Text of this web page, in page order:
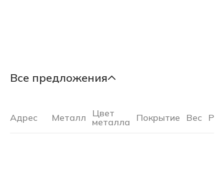
Все предложения
Адрес Металл Цвет
металла Покрытие Вес